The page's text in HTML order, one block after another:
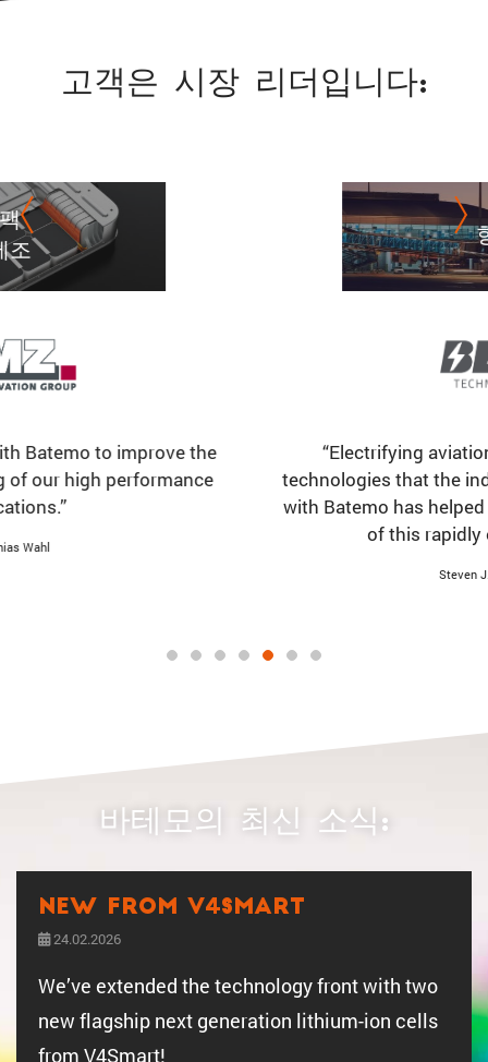
고객은 시장 리더입니다:
“Batemo Cell Models provide deep insights into cell
behavior, helping us optimize performance, efficiency
and lifespan of our battery systems.”
“Electrifying aviation requires the best cell
technologies that the industry has to offer. Working
with Batemo has helped us stay at the cutting edge
of this rapidly evolving market.”
“Batemo Cells help accelerate the development and
off of our high performance battery systems across a
range of business applications including motorsport
바테모의 최신 소식:
New from V4SMART
24.02.2026
We’ve extended the technology front with two
new flagship next generation lithium-ion cells
from V4Smart!